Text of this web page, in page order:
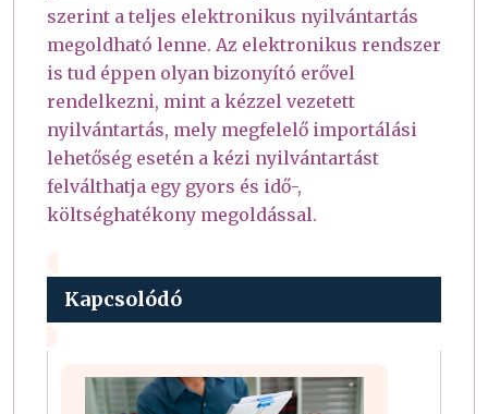
szerint a teljes elektronikus nyilvántartás
megoldható lenne. Az elektronikus rendszer
is tud éppen olyan bizonyító erővel
rendelkezni, mint a kézzel vezetett
nyilvántartás, mely megfelelő importálási
lehetőség esetén a kézi nyilvántartást
felválthatja egy gyors és idő-,
költséghatékony megoldással.
Kapcsolódó